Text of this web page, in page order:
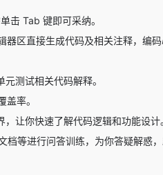
击 Tab 键即可采纳。
区直接生成代码及相关注释，编码
测试相关代码解释。
率。
让你快速了解代码逻辑和功能设计
等进行问答训练，为你答疑解惑，